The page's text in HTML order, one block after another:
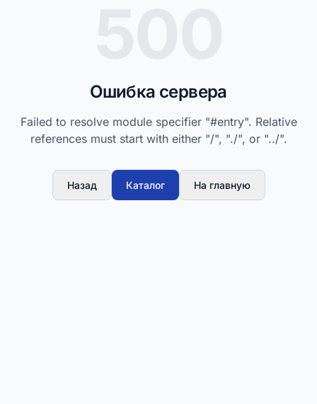
Ошибка сервера
Failed to resolve module specifier "#entry". Relative
references must start with either "/", "./", or "../".
Назад Каталог На главную